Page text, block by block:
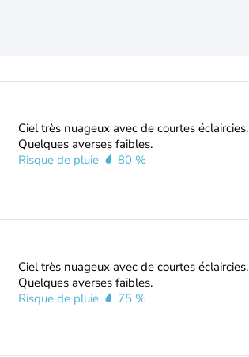
Ciel très nuageux avec de courtes éclaircies.
Quelques averses faibles.
Risque de pluie
80 %
Ciel très nuageux avec de courtes éclaircies.
Quelques averses faibles.
Risque de pluie
75 %